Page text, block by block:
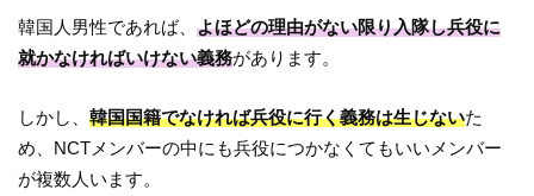
韓国人男性であれば、よほどの理由がない限り入隊し兵役に
就かなければいけない義務があります。
しかし、韓国国籍でなければ兵役に行く義務は生じないた
め、NCTメンバーの中にも兵役につかなくてもいいメンバー
が複数人います。